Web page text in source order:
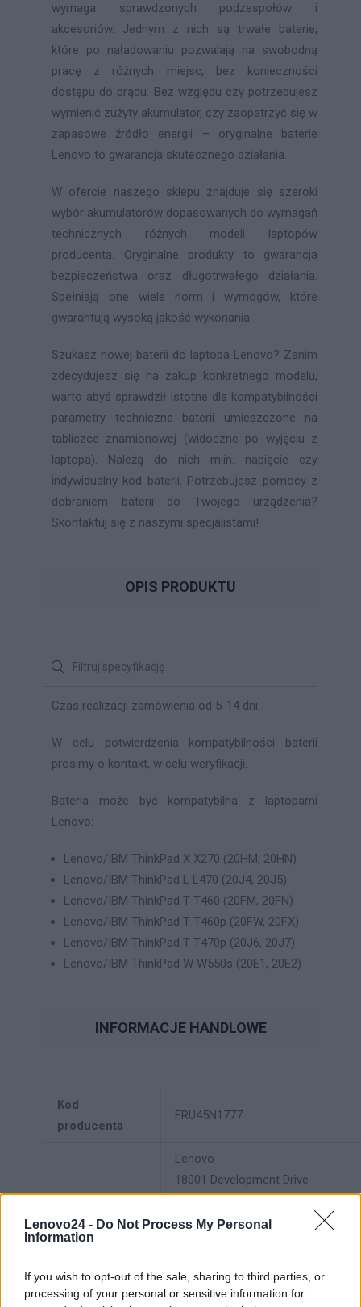
Lenovo24 - Do Not Process My Personal
Information
If you wish to opt-out of the sale, sharing to third parties, or
processing of your personal or sensitive information for
wymaga sprawdzonych podzespołów i
akcesoriów. Jednym z nich są trwałe baterie,
które po naładowaniu pozwalają na swobodną
pracę z różnych miejsc, bez konieczności
dostępu do prądu. Bez względu czy potrzebujesz
wymienić zużyty akumulator, czy zaopatrzyć się w
zapasowe źródło energii – oryginalne baterie
Lenovo to gwarancja skutecznego działania.
W ofercie naszego sklepu znajduje się szeroki
wybór akumulatorów dopasowanych do wymagań
technicznych różnych modeli laptopów
producenta. Oryginalne produkty to gwarancja
bezpieczeństwa oraz długotrwałego działania.
Spełniają one wiele norm i wymogów, które
gwarantują wysoką jakość wykonania
Szukasz nowej baterii do laptopa Lenovo? Zanim
zdecydujesz się na zakup konkretnego modelu,
warto abyś sprawdził istotne dla kompatybilności
parametry techniczne baterii umieszczone na
tabliczce znamionowej (widoczne po wyjęciu z
laptopa). Należą do nich m.in. napięcie czy
indywidualny kod baterii. Potrzebujesz pomocy z
dobraniem baterii do Twojego urządzenia?
Skontaktuj się z naszymi specjalistami!
OPIS PRODUKTU
Czas realizacji zamówienia od 5-14 dni.
W celu potwierdzenia kompatybilności baterii
prosimy o kontakt, w celu weryfikacji.
Bateria może być kompatybilna z laptopami
Lenovo:
Lenovo/IBM ThinkPad X X270 (20HM, 20HN)
Lenovo/IBM ThinkPad L L470 (20J4, 20J5)
Lenovo/IBM ThinkPad T T460 (20FM, 20FN)
Lenovo/IBM ThinkPad T T460p (20FW, 20FX)
Lenovo/IBM ThinkPad T T470p (20J6, 20J7)
Lenovo/IBM ThinkPad W W550s (20E1, 20E2)
INFORMACJE HANDLOWE
Kod
producenta
FRU45N1777
producenta
Lenovo
18001 Development Drive
Lenovo Technology B.V. Sp. z